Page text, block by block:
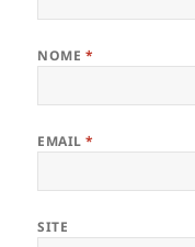
NOME *
EMAIL*
SITE